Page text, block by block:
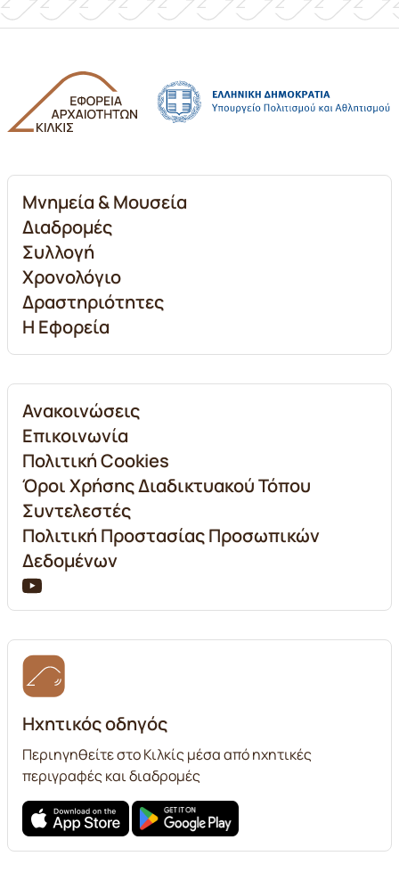
Μνημεία & Μουσεία
Διαδρομές
Συλλογή
Χρονολόγιο
Δραστηριότητες
Η Εφορεία
Ανακοινώσεις
Επικοινωνία
Πολιτική Cookies
Όροι Χρήσης Διαδικτυακού Τόπου
Συντελεστές
Πολιτική Προστασίας Προσωπικών
Δεδομένων
Ηχητικός οδηγός
Περιηγηθείτε στο Κιλκίς μέσα από ηχητικές
περιγραφές και διαδρομές